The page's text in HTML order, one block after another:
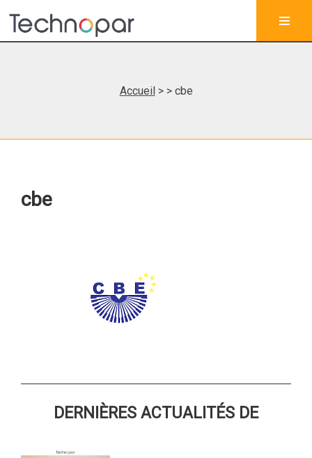
Accueil> > cbe
cbe
DERNIÈRES ACTUALITÉS DE